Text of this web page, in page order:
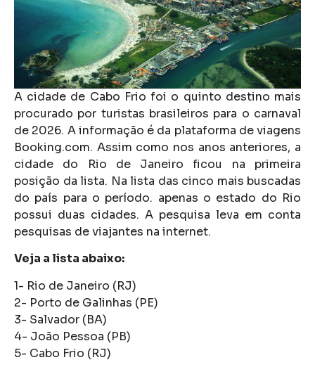
A cidade de Cabo Frio foi o quinto destino mais
procurado por turistas brasileiros para o carnaval
de 2026. A informação é da plataforma de viagens
Booking.com. Assim como nos anos anteriores, a
cidade do Rio de Janeiro ficou na primeira
posição da lista. Na lista das cinco mais buscadas
do país para o período. apenas o estado do Rio
possui duas cidades. A pesquisa leva em conta
pesquisas de viajantes na internet.
Veja a lista abaixo:
1- Rio de Janeiro (RJ)
2- Porto de Galinhas (PE)
3- Salvador (BA)
4- João Pessoa (PB)
5- Cabo Frio (RJ)